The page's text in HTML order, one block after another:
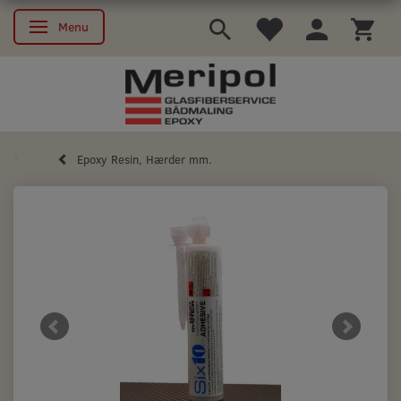
Skifte navigation
Menu
Epoxy Resin, Hærder mm.